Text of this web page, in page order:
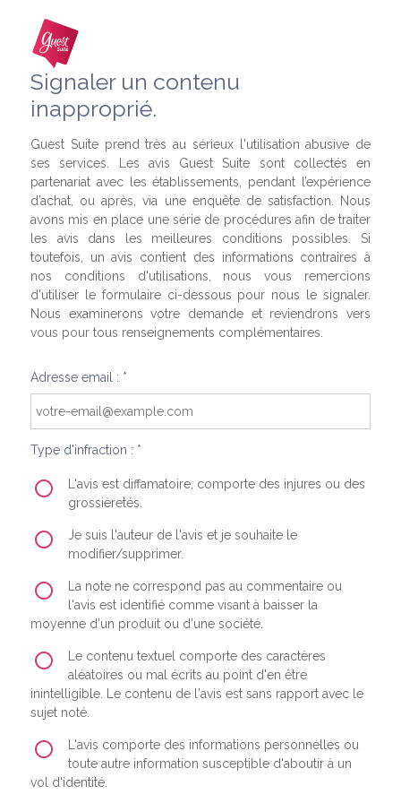
Signaler un contenu
inapproprié.
Guest Suite prend très au sérieux l'utilisation abusive de
ses services. Les avis Guest Suite sont collectés en
partenariat avec les établissements, pendant l’expérience
d’achat, ou après, via une enquête de satisfaction. Nous
avons mis en place une série de procédures afin de traiter
les avis dans les meilleures conditions possibles. Si
toutefois, un avis contient des informations contraires à
nos conditions d'utilisations, nous vous remercions
d'utiliser le formulaire ci-dessous pour nous le signaler.
Nous examinerons votre demande et reviendrons vers
vous pour tous renseignements complémentaires.
Adresse email : *
Type d'infraction : *
L'avis est diffamatoire, comporte des injures ou des
grossièretés.
Je suis l'auteur de l'avis et je souhaite le
modifier/supprimer.
La note ne correspond pas au commentaire ou
l'avis est identifié comme visant à baisser la
moyenne d'un produit ou d'une société.
Le contenu textuel comporte des caractères
aléatoires ou mal écrits au point d'en être
inintelligible. Le contenu de l'avis est sans rapport avec le
sujet noté.
L'avis comporte des informations personnelles ou
toute autre information susceptible d'aboutir à un
vol d'identité.